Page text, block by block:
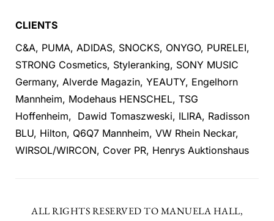
CLIENTS
C&A, PUMA, ADIDAS, SNOCKS, ONYGO, PURELEI,
STRONG Cosmetics, Styleranking, SONY MUSIC
Germany, Alverde Magazin, YEAUTY, Engelhorn
Mannheim, Modehaus HENSCHEL, TSG
Hoffenheim, Dawid Tomaszweski, ILIRA, Radisson
BLU, Hilton, Q6Q7 Mannheim, VW Rhein Neckar,
WIRSOL/WIRCON, Cover PR, Henrys Auktionshaus
ALL RIGHTS RESERVED TO MANUELA HALL,